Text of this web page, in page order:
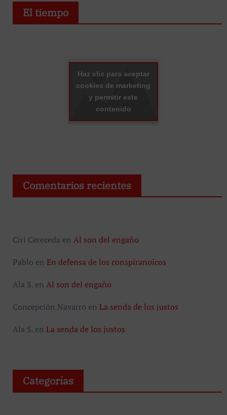
El tiempo
Haz clic para aceptar
cookies de marketing
y permitir este
contenido
Comentarios recientes
Ciri Cereceda en Al son del engaño
Pablo en En defensa de los conspiranoicos
Ala S.en Al son del engaño
Concepción Navarro en La senda de los justos
Ala S.en La senda de los justos
Categorías